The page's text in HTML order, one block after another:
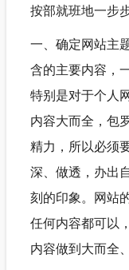
按部就班地一步
一、确定网站主
含的主要内容，
特别是对于个人
内容大而全，包
精力，所以必须
深、做透，办出
刻的印象。网站
任何内容都可以
内容做到大而全